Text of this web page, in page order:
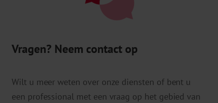
Vragen? Neem contact op
Wilt u meer weten over onze diensten of bent u
een professional met een vraag op het gebied van